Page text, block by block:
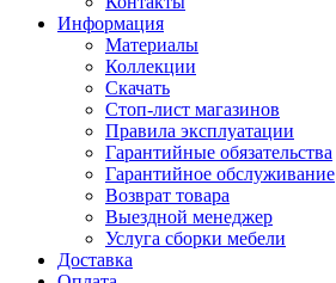
Информация
Материалы
Коллекции
Скачать
Стоп-лист магазинов
Правила эксплуатации
Гарантийные обязательства
Гарантийное обслуживание
Возврат товара
Выездной менеджер
Услуга сборки мебели
Доставка